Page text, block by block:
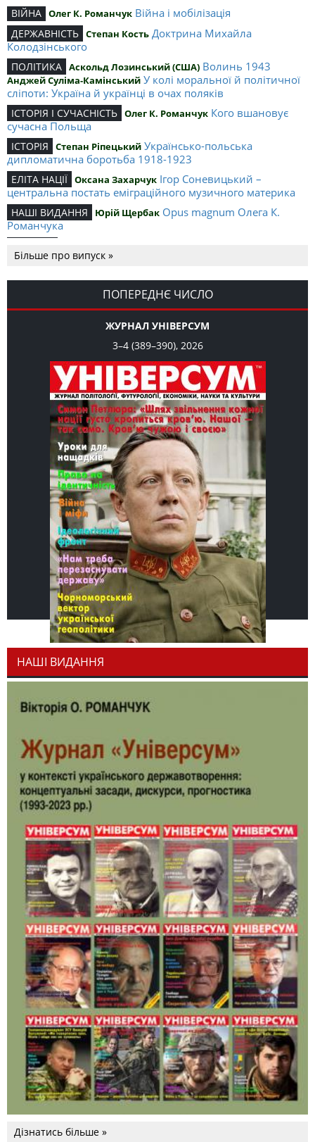
ВІЙНА Олег К. Романчук Війна і мобілізація
ДЕРЖАВНІСТЬ Степан Кость Доктрина Михайла
Колодзінського
ПОЛІТИКА Аскольд Лозинський (США) Волинь 1943
Анджей Суліма-Камінський У колі моральної й політичної
сліпоти: Україна й українці в очах поляків
ІСТОРІЯ І СУЧАСНІСТЬ Олег К. Романчук Кого вшановує
сучасна Польща
ІСТОРІЯ Степан Ріпецький Українсько-польська
дипломатична боротьба 1918-1923
ЕЛІТА НАЦІЇ Оксана Захарчук Ігор Соневицький –
центральна постать еміграційного музичного материка
НАШІ ВИДАННЯ Юрій Щербак Opus magnum Олега К.
Романчука
Романчука
СЛОВО РЕДАКЦІЙНЕ Олег К. Романчук Журавель і синиця
як уособлення української політстратегії й тактики
Більше про випуск »
ПОПЕРЕДНЄ ЧИСЛО
ЖУРНАЛ УНІВЕРСУМ
3–4 (389–390), 2026
НАШІ ВИДАННЯ
Дізнатись більше »